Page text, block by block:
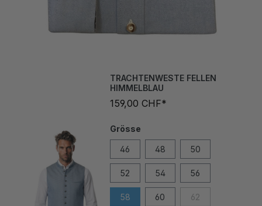
TRACHTENWESTE FELLEN
HIMMELBLAU
159,00 CHF*
Grösse
46 48 50
52 54 56
58 60 62